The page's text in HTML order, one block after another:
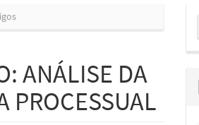
ANÁLISE DA
PROCESSUAL